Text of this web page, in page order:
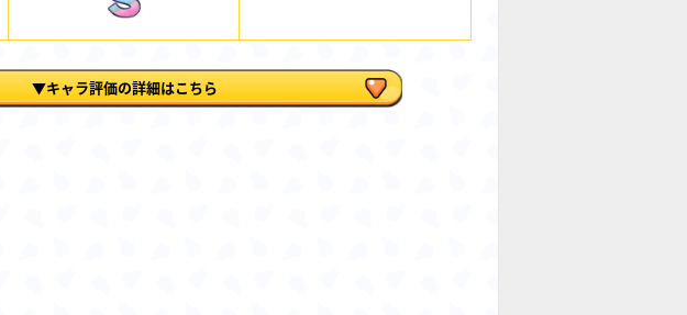
▼キャラ評価の詳細はこちら